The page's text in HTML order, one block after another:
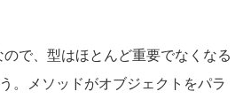
で、型はほとんど重要でなくなる
。メソッドがオブジェクトをパラ